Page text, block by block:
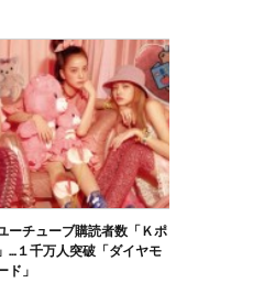
ーチューブ購読者数「Ｋポ
…１千万人突破「ダイヤモ
ド」